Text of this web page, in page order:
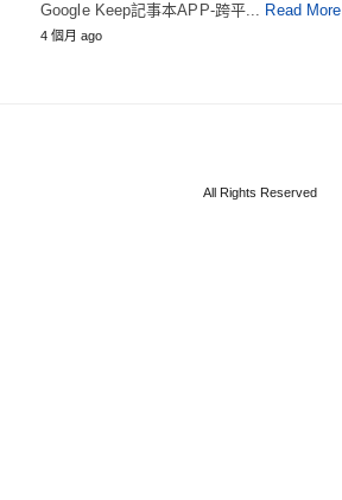
Google Keep記事本APP-跨平... Read More
4 個月 ago
All Rights Reserved